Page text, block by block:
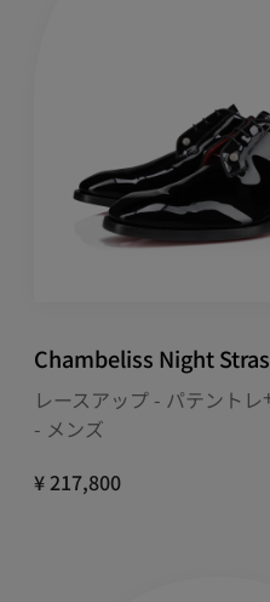
Chambeliss Night
レースアップ - パテントレ
- メンズ
¥ 217,800